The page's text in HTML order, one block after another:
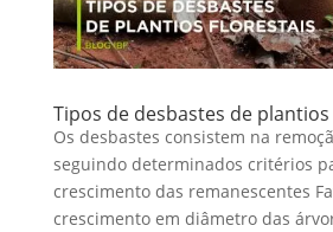
Tipos de desbastes de
Os desbastes consistem na
seguindo determinados critérios
crescimento das remanescentes
crescimento em diâmetro das